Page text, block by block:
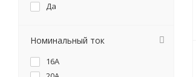
Да
Номинальный ток
16А